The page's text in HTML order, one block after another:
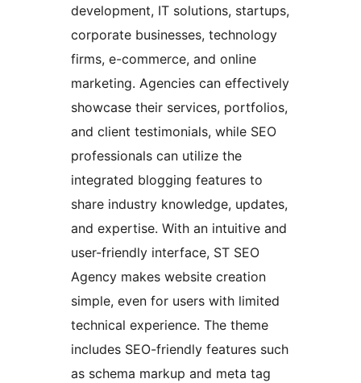
development, IT solutions, startups,
corporate businesses, technology
firms, e-commerce, and online
marketing. Agencies can effectively
showcase their services, portfolios,
and client testimonials, while SEO
professionals can utilize the
integrated blogging features to
share industry knowledge, updates,
and expertise. With an intuitive and
user-friendly interface, ST SEO
Agency makes website creation
simple, even for users with limited
technical experience. The theme
includes SEO-friendly features such
as schema markup and meta tag